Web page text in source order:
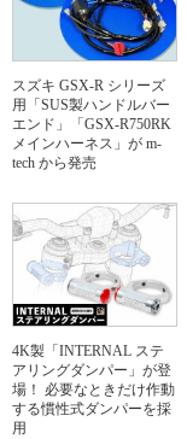
スズキ GSX-R シリーズ
用「SUS製ハンドルバー
エンド」「GSX-R750RK
メインハーネス」が m-
tech から発売
4K製「INTERNAL ステ
アリングダンパー」が登
場！ 必要なときだけ作動
する慣性式ダンパーを採
用